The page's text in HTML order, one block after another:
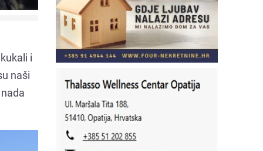
i
naši